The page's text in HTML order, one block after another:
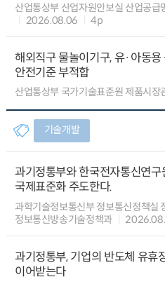
산업통상부 산업자원안보실 산업공
2026.08.06
4p
해외직구 물놀이기구, 유·아동
안전기준 부적합
산업통상부 국가기술표준원 제품시장
기술개발
과기정통부와 한국전자통신연
국제표준화 주도한다.
과학기술정보통신부 정보통신정책실
정보통신방송기술정책과
과기정통부, 기업의 반도체 유휴
이어받는다